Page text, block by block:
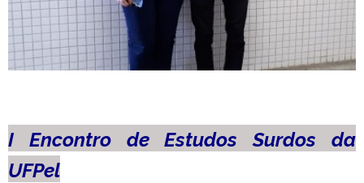
I Encontro de Estudos Surdos da
UFPel